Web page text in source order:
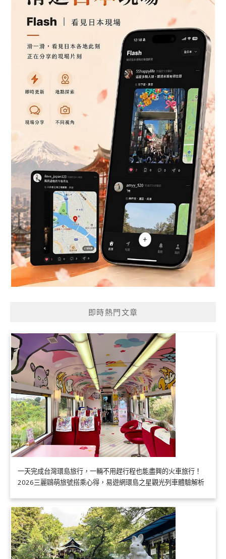
即時熱門文章
一天完成台灣環島旅行，一輛不用趕行程也能盡興的火車旅行！
2026三麗鷗萌旅號搭乘心得，易遊網環島之星觀光列車體驗解析